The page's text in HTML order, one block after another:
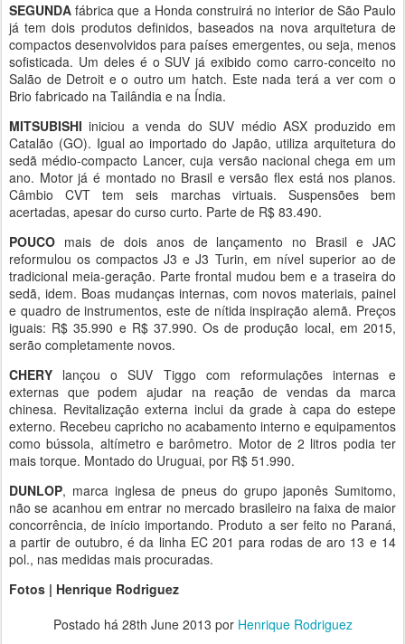
SEGUNDA fábrica que a Honda construirá no interior de São Paulo
já tem dois produtos definidos, baseados na nova arquitetura de
compactos desenvolvidos para países emergentes, ou seja, menos
sofisticada. Um deles é o SUV já exibido como carro-conceito no
Salão de Detroit e o outro um hatch. Este nada terá a ver com o
Brio fabricado na Tailândia e na Índia.
MITSUBISHI iniciou a venda do SUV médio ASX produzido em
Catalão (GO). Igual ao importado do Japão, utiliza arquitetura do
sedã médio-compacto Lancer, cuja versão nacional chega em um
ano. Motor já é montado no Brasil e versão flex está nos planos.
Câmbio CVT tem seis marchas virtuais. Suspensões bem
acertadas, apesar do curso curto. Parte de R$ 83.490.
POUCO mais de dois anos de lançamento no Brasil e JAC
reformulou os compactos J3 e J3 Turin, em nível superior ao de
tradicional meia-geração. Parte frontal mudou bem e a traseira do
sedã, idem. Boas mudanças internas, com novos materiais, painel
e quadro de instrumentos, este de nítida inspiração alemã. Preços
iguais: R$ 35.990 e R$ 37.990. Os de produção local, em 2015,
serão completamente novos.
CHERY lançou o SUV Tiggo com reformulações internas e
externas que podem ajudar na reação de vendas da marca
chinesa. Revitalização externa inclui da grade à capa do estepe
externo. Recebeu capricho no acabamento interno e equipamentos
como bússola, altímetro e barômetro. Motor de 2 litros podia ter
mais torque. Montado do Uruguai, por R$ 51.990.
DUNLOP, marca inglesa de pneus do grupo japonês Sumitomo,
não se acanhou em entrar no mercado brasileiro na faixa de maior
concorrência, de início importando. Produto a ser feito no Paraná,
a partir de outubro, é da linha EC 201 para rodas de aro 13 e 14
pol., nas medidas mais procuradas.
Fotos | Henrique Rodriguez
Postado há 28th June 2013 por Henrique Rodriguez